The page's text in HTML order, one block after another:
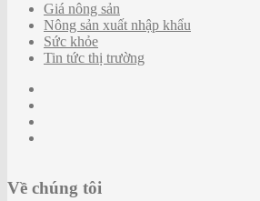
Giá nông sản
Nông sản xuất nhập khẩu
Sức khỏe
Tin tức thị trường
Về chúng tôi